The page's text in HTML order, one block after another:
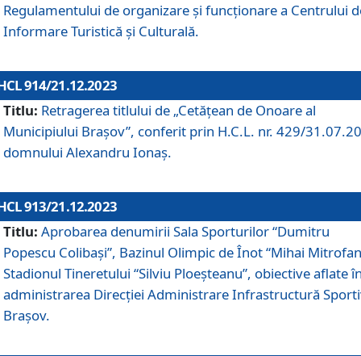
Regulamentului de organizare și funcționare a Centrului
Informare Turistică și Culturală.
914/21.12.2023
Titlu: Retragerea titlului de „Cetățean de Onoare al
Municipiului Brașov”, conferit prin H.C.L. nr. 429/
domnului Alexandru Ionaș.
913/21.12.2023
Titlu: Aprobarea denumirii Sala Sporturilor “Dumitru
Popescu Colibași”, Bazinul Olimpic de Înot “Mihai
Stadionul Tineretului “Silviu Ploeșteanu”, obiective aflate
administrarea Direcției Administrare Infrastructură
Brașov.